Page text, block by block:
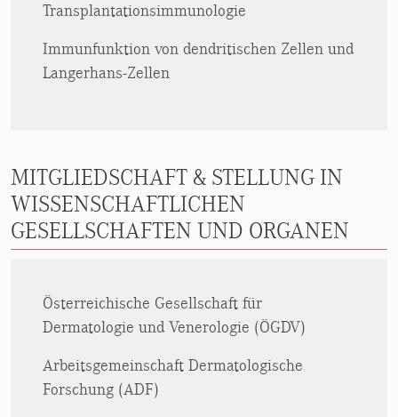
Transplantationsimmunologie
Immunfunktion von dendritischen Zellen und
Langerhans-Zellen
MITGLIEDSCHAFT & STELLUNG IN
WISSENSCHAFTLICHEN
GESELLSCHAFTEN UND ORGANEN
Österreichische Gesellschaft für
Dermatologie und Venerologie (ÖGDV)
Arbeitsgemeinschaft Dermatologische
Forschung (ADF)